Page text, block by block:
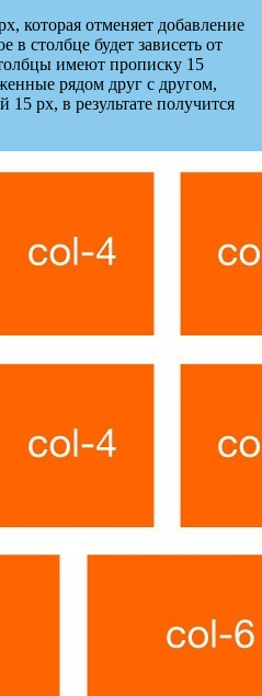
которая отменяет добавление
столбце будет зависеть от
имеют прописку 15
рядом друг с другом,
px, в результате получится